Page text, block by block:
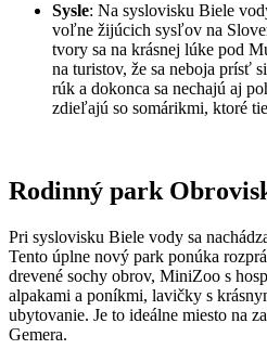
Sysle: Na syslovisku Biele
voľne žijúcich sysľov na
tvory sa na krásnej lúke pod
na turistov, že sa neboja prísť
rúk a dokonca sa nechajú aj
zdieľajú so somárikmi, ktoré
Rodinný park
Pri syslovisku Biele vody sa
Tento úplne nový park ponúka
drevené sochy obrov, MiniZoo s
alpakami a poníkmi, lavičky s
ubytovanie. Je to ideálne miesto na
Gemera.